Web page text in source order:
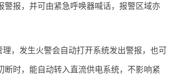
警报，并可由紧急呼唤器喊话，报警区域亦
，发生火警会自动打开系统发出警报，也可
断时，能自动转入直流供电系统，不影响紧